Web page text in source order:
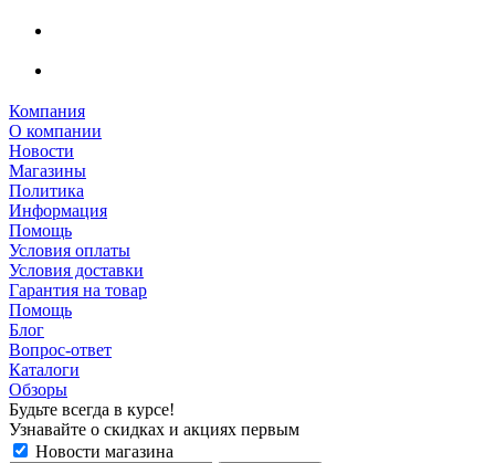
Компания
О компании
Новости
Магазины
Политика
Информация
Помощь
Условия оплаты
Условия доставки
Гарантия на товар
Помощь
Блог
Вопрос-ответ
Каталоги
Обзоры
Будьте всегда в курсе!
Узнавайте о скидках и акциях первым
Новости магазина